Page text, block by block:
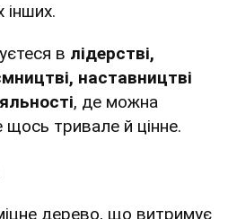
інших.
в лідерстві,
наставництві
, де можна
щось тривале й цінне.
дерево, що витримує